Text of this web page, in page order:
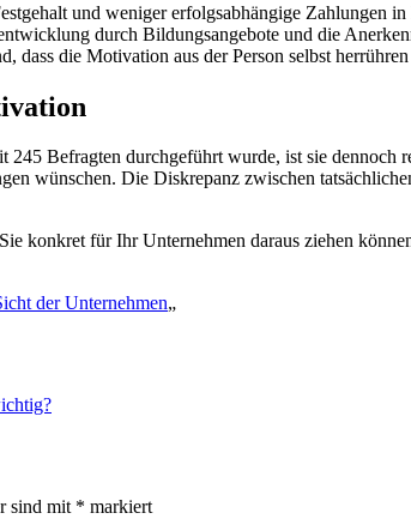
und weniger erfolgsabhängige Zahlungen
durch Bildungsangebote und die
die Motivation aus der Person selbst
Befragten durchgeführt wurde, ist sie
wünschen. Die Diskrepanz zwischen
konkret für Ihr Unternehmen daraus ziehen
der Unternehmen„
sind mit * markiert